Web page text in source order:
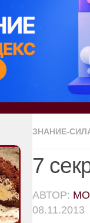
ЗНАНИЕ-
7
АВТОР:
08.11.2013